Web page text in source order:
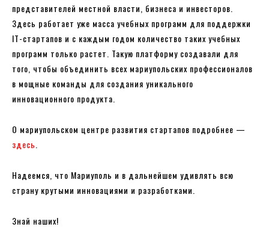
представителей местной власти, бизнеса и инвесторов.
Здесь работает уже масса учебных программ для поддержки
IT-стартапов и с каждым годом количество таких учебных
программ только растет. Такую платформу создавали для
того, чтобы объединить всех мариупольских профессионалов
в мощные команды для создания уникального
инновационного продукта.
О мариупольском центре развития стартапов подробнее —
здесь
Надеемся, что Мариуполь и в дальнейшем удивлять всю
страну крутыми инновациями и разработками.
Знай наших!